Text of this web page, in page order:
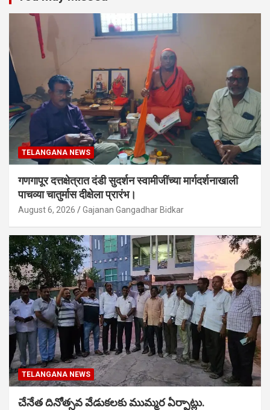
TELANGANA NEWS
गणगापूर दत्तक्षेत्रात दंडी सुदर्शन स्वामीजींच्या मार्गदर्शनाखाली
पाचव्या चातुर्मास दीक्षेला प्रारंभ।
August 6, 2026 Gajanan Gangadhar Bidkar
TELANGANA NEWS
చేనేత దినోత్సవ వేడుకలకు ముమ్మర ఏర్పాట్లు.